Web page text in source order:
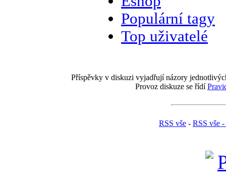
Populární tagy
Top uživatelé
Příspěvky v diskuzi vyjadřují názory
Provoz diskuze se řídí
RSS vše - RSS vše